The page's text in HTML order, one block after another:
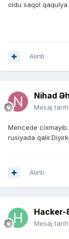
oldu saqol
Alıntı
Nihad
Mesaj
Mencede
rusiyada
Alıntı
Hacker-
Mesaj